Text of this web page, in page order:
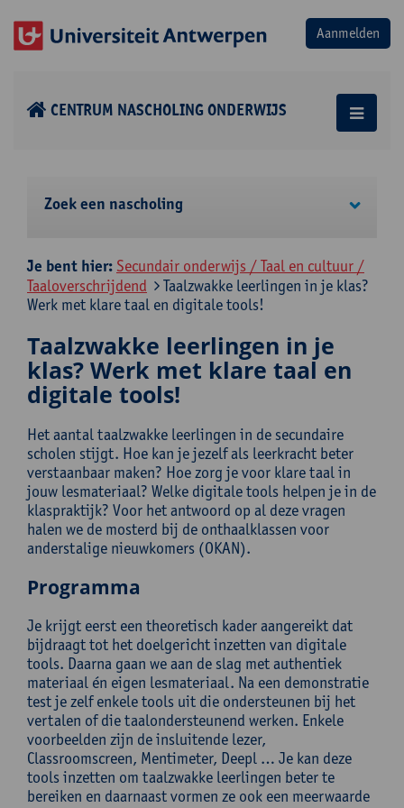
CENTRUM NASCHOLING ONDERWIJS
Zoek een nascholing
Je bent hier: Secundair onderwijs / Taal en cultuur /
Taaloverschrijdend
Taalzwakke leerlingen in je klas?
Werk met klare taal en digitale tools!
Taalzwakke leerlingen in je
klas? Werk met klare taal en
digitale tools!
Het aantal taalzwakke leerlingen in de secundaire
scholen stijgt. Hoe kan je jezelf als leerkracht beter
verstaanbaar maken? Hoe zorg je voor klare taal in
jouw lesmateriaal? Welke digitale tools helpen je in de
klaspraktijk? Voor het antwoord op al deze vragen
halen we de mosterd bij de onthaalklassen voor
anderstalige nieuwkomers (OKAN).
Programma
Je krijgt eerst een theoretisch kader aangereikt dat
bijdraagt tot het doelgericht inzetten van digitale
tools. Daarna gaan we aan de slag met authentiek
materiaal én eigen lesmateriaal. Na een demonstratie
test je zelf enkele tools uit die ondersteunen bij het
vertalen of die taalondersteunend werken. Enkele
voorbeelden zijn de insluitende lezer,
Classroomscreen, Mentimeter, Deepl … Je kan deze
tools inzetten om taalzwakke leerlingen beter te
bereiken en daarnaast vormen ze ook een meerwaarde